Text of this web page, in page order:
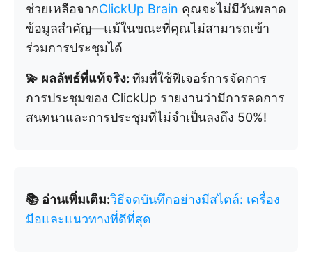
ช่วยเหลือจากClickUp Brain คุณจะไม่มีวันพลาด
ข้อมูลสำคัญ—แม้ในขณะที่คุณไม่สามารถเข้า
ร่วมการประชุมได้
💫 ผลลัพธ์ที่แท้จริง: ทีมที่ใช้ฟีเจอร์การจัดการ
การประชุมของ ClickUp รายงานว่ามีการลดการ
สนทนาและการประชุมที่ไม่จำเป็นลงถึง 50%!
📚 อ่านเพิ่มเติม:วิธีจดบันทึกอย่างมีสไตล์: เครื่อง
มือและแนวทางที่ดีที่สุด